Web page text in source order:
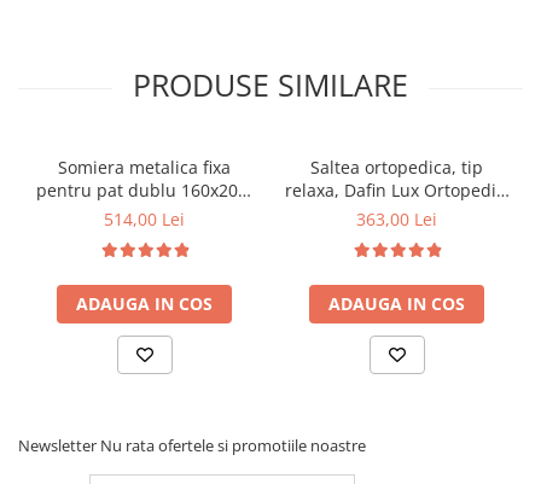
PRODUSE SIMILARE
Somiera metalica fixa
pentru pat dublu 160x200,
6 picioare, 32 lamele lemn
saltea ferm, negru
514,00 Lei
ADAUGA IN COS
Saltea ortopedica, tip
relaxa, Dafin Lux Ortopedic,
90x200x21cm, fermitate
tip Bonell, fata vara-iarna,
sistem de aerisire cu
butoni, Salt Confort
363,00 Lei
ADAUGA IN COS
Newsletter Nu rata ofertele si promotiile noastre